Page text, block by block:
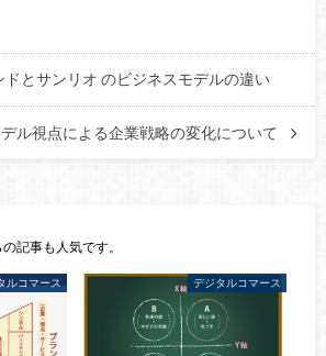
ドとサンリオ のビジネスモデルの違い
ル視点による企業戦略の変化について
の記事も人気です。
ルコマース デジタルコマース